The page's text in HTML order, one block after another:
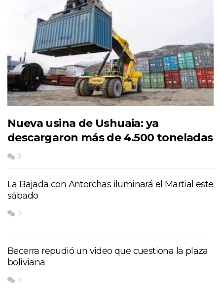
Nueva usina de Ushuaia: ya
descargaron más de 4.500 toneladas
0
La Bajada con Antorchas iluminará el Martial este
sábado
0
Becerra repudió un video que cuestiona la plaza
boliviana
0